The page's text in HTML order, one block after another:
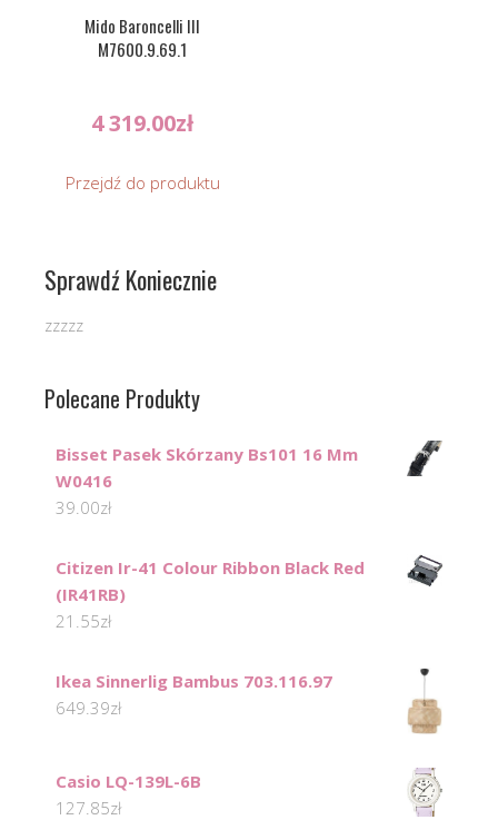
Mido Baroncelli III
M7600.9.69.1
4 319.00zł
Przejdź do produktu
Sprawdź Koniecznie
zzzzz
Polecane Produkty
Bisset Pasek Skórzany Bs101 16 Mm
W0416
39.00zł
Citizen Ir-41 Colour Ribbon Black Red
(IR41RB)
21.55zł
Ikea Sinnerlig Bambus 703.116.97
649.39zł
Casio LQ-139L-6B
127.85zł